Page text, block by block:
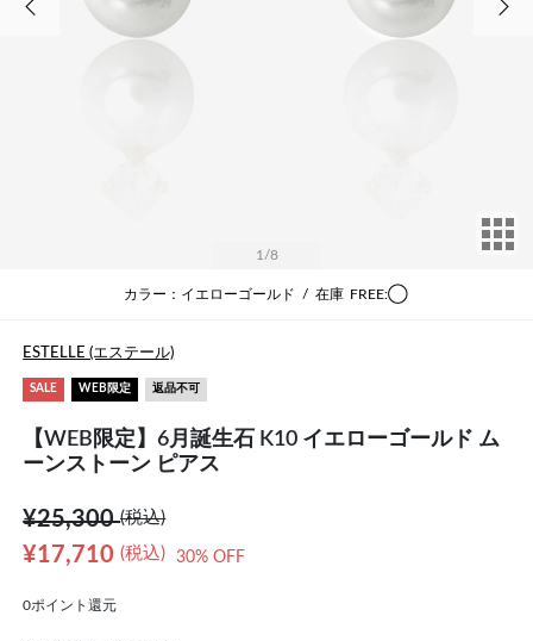
1 /8
カラー：イエローゴールド / 在庫 FREE:◯
ESTELLE (エステール)
SALE WEB限定 返品不可
【WEB限定】6月誕生石 K10 イエローゴールド ム
ーンストーン ピアス
¥25,300(税込)
¥17,710(税込) 30% OFF
0ポイント還元